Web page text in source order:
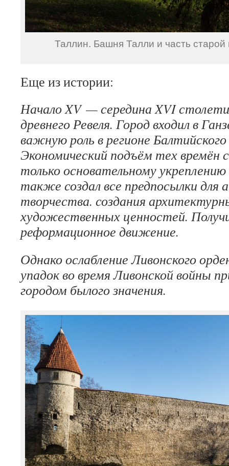
Таллин. Башня Талли и часть старой
Еще из истории:
Начало XV — середина XVI
древнего Ревеля. Город входил в
важную роль в регионе
Экономический подъём тех времён
только основательному
также создал все предпосылки для
творчества. создания
художественных ценностей.
реформационное движение.
Однако ослабление Ливонского
упадок во время Ливонской войны
городом былого значения.